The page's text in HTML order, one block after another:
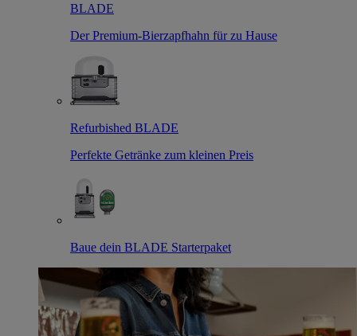
BLADE
Der Premium-Bierzapfhahn für zu Hause
Refurbished BLADE
Perfekte Getränke zum kleinen Preis
Baue dein BLADE Starterpaket